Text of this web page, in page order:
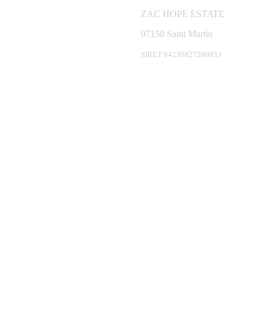
ZAC HOPE ESTATE
97150 Saint Martin
SIRET 84230827200033